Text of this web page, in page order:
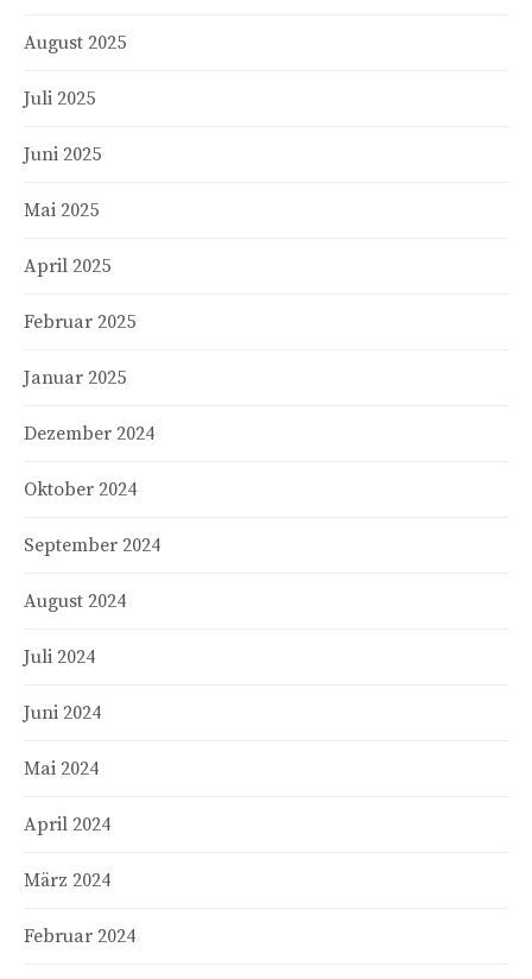
August 2025
Juli 2025
Juni 2025
Mai 2025
April 2025
Februar 2025
Januar 2025
Dezember 2024
Oktober 2024
September 2024
August 2024
Juli 2024
Juni 2024
Mai 2024
April 2024
März 2024
Februar 2024